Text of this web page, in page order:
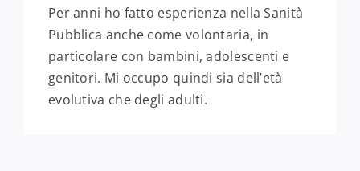
Per anni ho fatto esperienza nella Sanità
Pubblica anche come volontaria, in
particolare con bambini, adolescenti e
genitori. Mi occupo quindi sia dell’età
evolutiva che degli adulti.